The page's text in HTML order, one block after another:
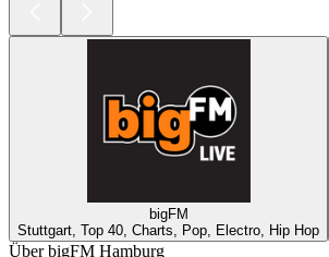
bigFM
Stuttgart, Top 40, Charts, Pop, Electro, Hip Hop
Über bigFM Hamburg